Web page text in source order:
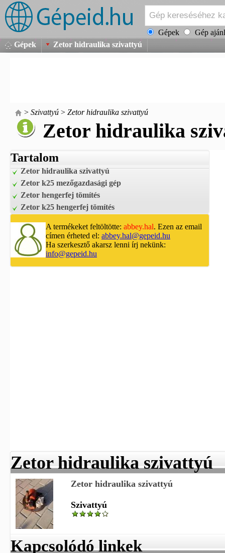
Gépek
Gép
Gépek
Zetor hidraulika szivattyú
> Szivattyú > Zetor hidraulika szivattyú
Zetor hidraulika
Tartalom
Zetor hidraulika szivattyú
Zetor k25 mezőgazdasági gép
Zetor hengerfej tömítés
Zetor k25 hengerfej tömítés
A termékeket feltöltötte: abbey.hal. Ezen az email
címen érheted el: abbey.hal@gepeid.hu
Ha szerkesztő akarsz lenni írj nekünk:
info@gepeid.hu
Zetor hidraulika szivattyú
Zetor hidraulika szivattyú
Szivattyú
Kapcsolódó linkek